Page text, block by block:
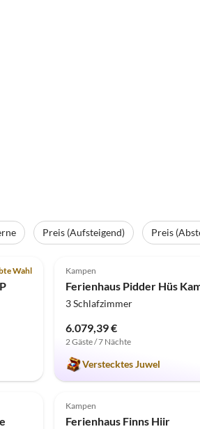
Preis (Aufsteigend)
Preis
Wahl Kampen
3 Schlafzimmer
6.079,39 €
2 Gäste / 7 Nächte
Verstecktes Juwel
Kampen
Ferienhaus Finns Hiir